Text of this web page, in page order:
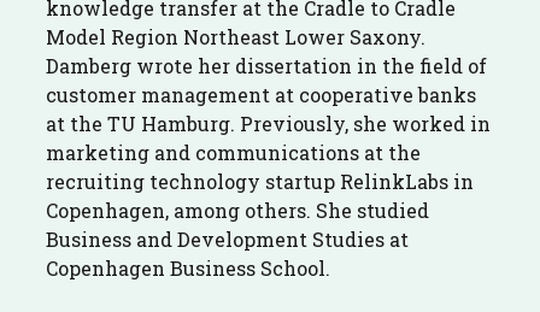
knowledge transfer at the Cradle to Cradle
Model Region Northeast Lower Saxony.
Damberg wrote her dissertation in the field of
customer management at cooperative banks
at the TU Hamburg. Previously, she worked in
marketing and communications at the
recruiting technology startup RelinkLabs in
Copenhagen, among others. She studied
Business and Development Studies at
Copenhagen Business School.